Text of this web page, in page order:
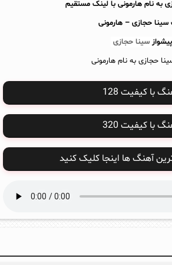
به نام هارمونی با لینک مستقیم
سینا حجازی – هارمونی
سینا حجازی
حجازی به نام هارمونی
با کیفیت 128
با کیفیت 320
آهنگ ها اینجا کلیک کنید